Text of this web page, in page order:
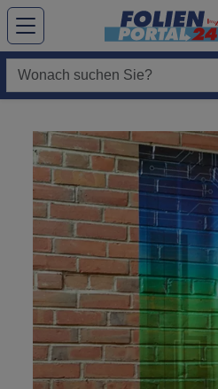
Hauptregion der Seite anspringen